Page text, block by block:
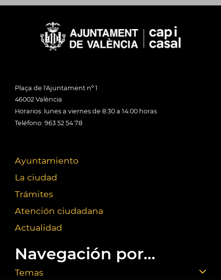
Plaça de l'Ajuntament nº 1
46002 València
Horarios: lunes a viernes de 8:30 a 14:00 horas
Teléfono: 963 52 54 78
Ayuntamiento
La ciudad
Trámites
Atención ciudadana
Actualidad
Navegación por...
Temas